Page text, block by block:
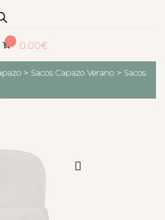
0 0.00€
> Sacos Capazo Verano > Sacos